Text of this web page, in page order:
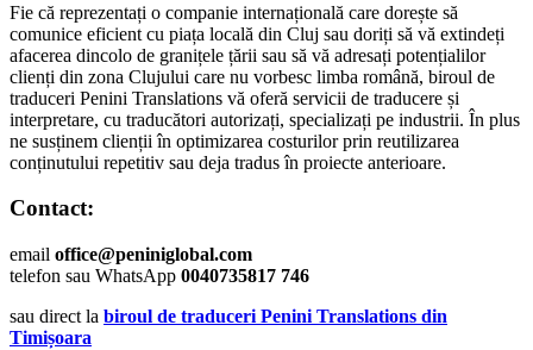
Fie că reprezentați o companie internațională care dorește să
comunice eficient cu piața locală din Cluj sau doriți să vă extindeți
afacerea dincolo de granițele țării sau să vă adresați potențialilor
clienți din zona Clujului care nu vorbesc limba română, biroul de
traduceri Penini Translations vă oferă servicii de traducere și
interpretare, cu traducători autorizați, specializați pe industrii. În plus
ne susținem clienții în optimizarea costurilor prin reutilizarea
conținutului repetitiv sau deja tradus în proiecte anterioare.
Contact:
email office@peniniglobal.com
telefon sau WhatsApp 0040735817 746
sau direct la biroul de traduceri Penini Translations din
Timișoara